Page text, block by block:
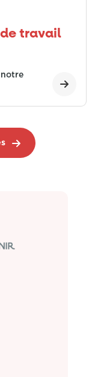
travail
notre